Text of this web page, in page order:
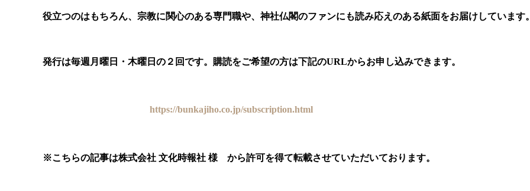
役立つのはもちろん、宗教に関心のある専門職や、神社仏閣のファンにも読み応えのある紙面をお届けしています
発行は毎週月曜日・木曜日の２回です。購読をご希望の方は下記のURLからお申し込みできます。
https://bunkajiho.co.jp/subscription.html
※こちらの記事は株式会社 文化時報社 様 から許可を得て転載させていただいております。